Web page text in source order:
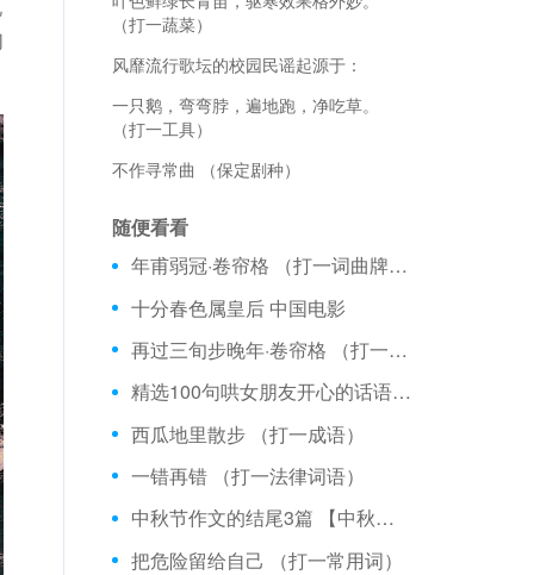
（打一蔬菜）
风靡流行歌坛的校园民谣起源于：
一只鹅，弯弯脖，遍地跑，净吃草。
（打一工具）
不作寻常曲 （保定剧种）
随便看看
年甫弱冠·卷帘格 （打一词曲牌名）
十分春色属皇后 中国电影
再过三旬步晚年·卷帘格 （打一成语）
精选100句哄女朋友开心的话语三篇 【优美句子】
西瓜地里散步 （打一成语）
一错再错 （打一法律词语）
中秋节作文的结尾3篇 【中秋节】
把危险留给自己 （打一常用词）